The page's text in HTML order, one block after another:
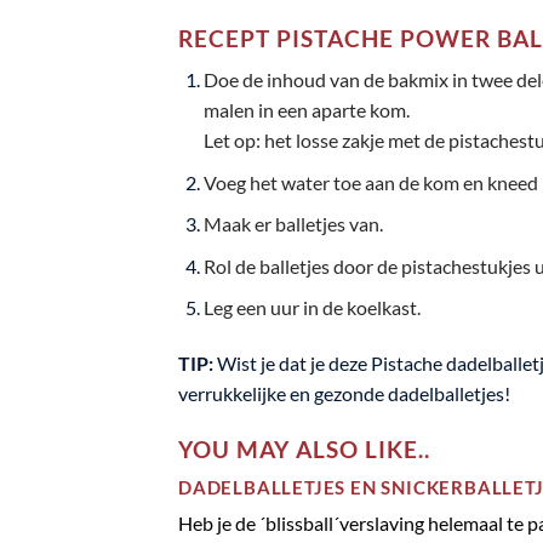
RECEPT PISTACHE POWER
Doe de inhoud van de bakmix in twee
malen in een aparte kom.
Let op: het losse zakje met de
Voeg het water toe aan de kom en
Maak er balletjes van.
Rol de balletjes door de pistachestukjes
Leg een uur in de koelkast.
TIP:Wist je dat je deze Pistache
verrukkelijke en gezonde dadelballetjes!
YOU MAY ALSO LIKE..
DADELBALLETJES EN
Heb je de ´blissball´verslaving helemaal te